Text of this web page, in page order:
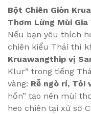
Bột Chiên Giòn
Thơm Lừng Mùi
Nếu bạn yêu thích
chiên kiểu Thái thì
Kruawangthip vị
Klur” trong tiếng
vàng: Rễ ngò rí, Tỏi
hồn” tạo nên mùi
heo chiên tại xứ sở